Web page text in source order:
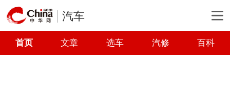
汽车
首页 文章 选车 汽修 百科